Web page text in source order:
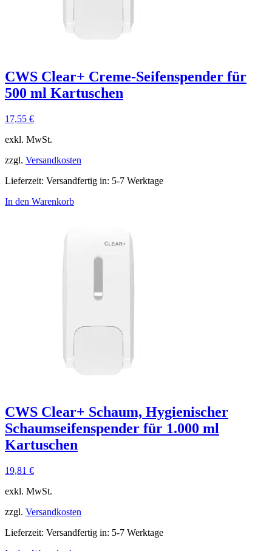
CWS Clear+ Creme-Seifenspender für
500 ml Kartuschen
17,55 €
exkl. MwSt.
zzgl. Versandkosten
Lieferzeit: Versandfertig in: 5-7 Werktage
In den Warenkorb
CWS Clear+ Schaum, Hygienischer
Schaumseifenspender für 1.000 ml
Kartuschen
19,81 €
exkl. MwSt.
zzgl. Versandkosten
Lieferzeit: Versandfertig in: 5-7 Werktage